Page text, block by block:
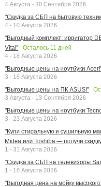
4 Августа - 30 Сентября 2026
"Скидка за СБП на бытовую
4 - 10 Августа 2026
"Выгодный комплект: ирригатор
Vita!"
Осталось 11 дней
4 - 18 Августа 2026
"Выгодные цены на ноутбуки
3 - 16 Августа 2026
"Выгодные цены на ПК ASUS!"
3 Августа - 13 Сентября 2026
"Выгодные цены на ноутбуки
3 - 23 Августа 2026
"Купи стиральную и сушильную
Midea или Toshiba — получи
1 - 31 Августа 2026
"Скидка за СБП на телевизоры
1 - 16 Августа 2026
"Выгодная цена на мойку